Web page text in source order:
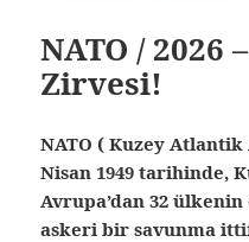
NATO / 2026
Zirvesi!
NATO ( Kuzey Atlantik
Nisan 1949 tarihinde,
Avrupa’dan 32
askeri bir savunma